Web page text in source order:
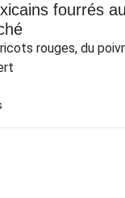
fourrés au
rouges, du